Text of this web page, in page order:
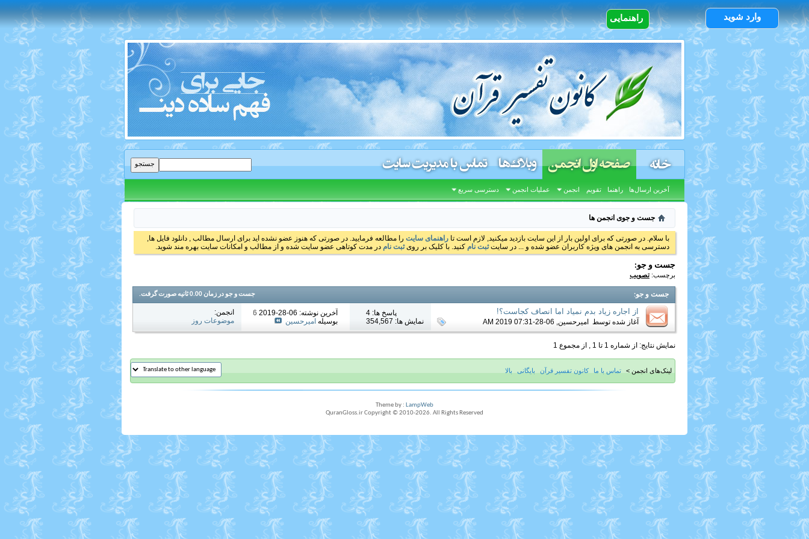
راهنمایی وارد شوید
خانه صفحه اول انجمن
آخرین ارسال‌ها راهنما تقویم انجمن عملیات انجمن دسترسی سریع
وبلاگ‌ها تماس با مدیریت سایت
جست و جوی انجمن ها
با سلام. در صورتی که برای اولین بار از این سایت بازدید میکنید, لازم است تا راهنمای سایت را مطالعه فرمایید. در صورتی که هنوز عضو نشده اید برای ارسال مطالب , دانلود فایل ها,
دسترسی به انجمن های ویژه کاربران عضو شده و ... در سایتثبت نام کنید. با کلیک بر رویثبت نام در مدت کوتاهی عضو سایت شده و از مطالب و امکانات سایت بهره مند شوید.
جست و جو:
برچسب:تصویب
جست و جو: جست و جو در زمان 0.00ثانیه صورت گرفت.
از اجاره زیاد بدم نمیاد اما انصاف کجاست؟!
آغاز شده توسط امیرحسین, 06-28-2019 07:31 AM
پاسخ ها: 4
نمایش ها: 354,567
آخرين نوشته: 06-28-2019
07:36 AM
بوسیله امیرحسین
انجمن:
موضوعات روز
نمایش نتایج: از شماره 1 تا 1 , از مجموع 1
لینک‌های انجمن > تماس با ما کانون تفسیر قرآن بایگانی بالا
Theme by : LampWeb
QuranGloss.ir Copyright © 2010-2026. All Rights Reserved